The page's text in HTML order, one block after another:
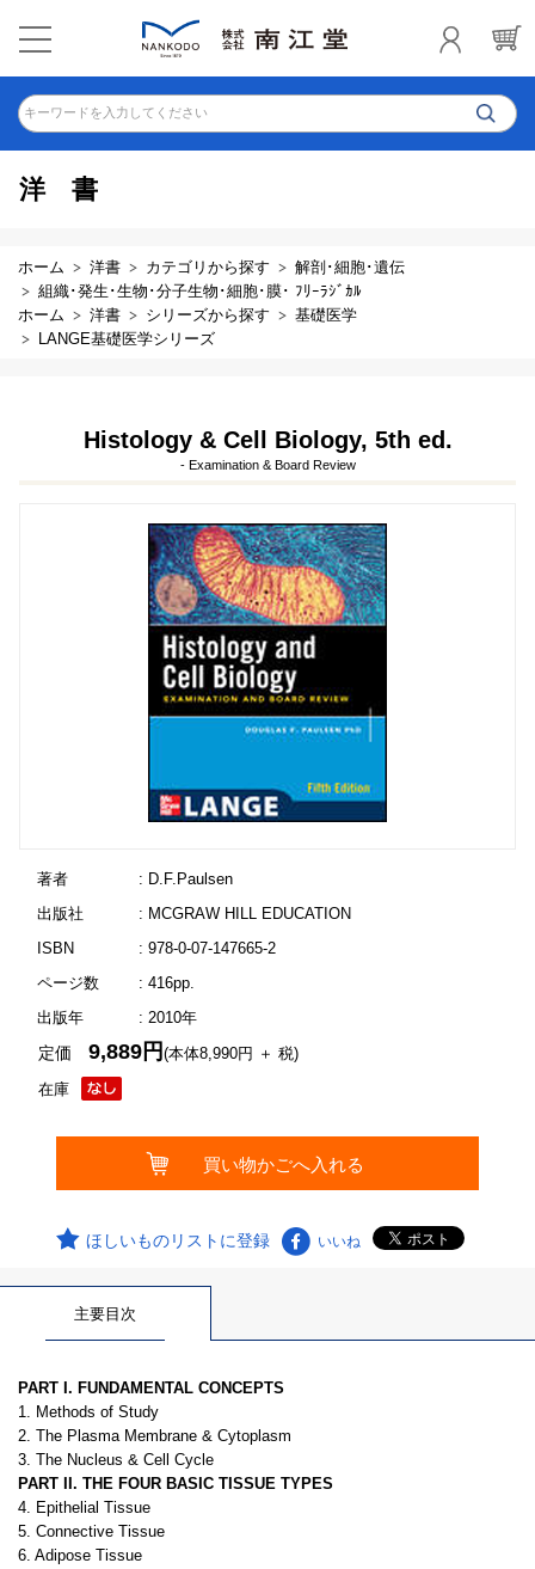
キーワードを入力してください
洋書
ホーム 洋書 カテゴリから探す
解剖･細胞･遺伝
組織･発生･生物･分子生物･細胞･膜･ ﾌﾘｰﾗｼﾞｶﾙ
ホーム
洋書 シリーズから探す
基礎医学
LANGE基礎医学シリーズ
Histology & Cell Biology, 5th ed.
- Examination & Board Review
著者
: D.F.Paulsen
出版社
: MCGRAW HILL EDUCATION
ISBN
: 978-0-07-147665-2
ページ数
: 416pp.
出版年
: 2010年
在庫
定価9,889円(本体8,990円 ＋ 税)
ほしいものリストに登録 いいね
主要目次
PART I. FUNDAMENTAL CONCEPTS
1. Methods of Study
2. The Plasma Membrane & Cytoplasm
3. The Nucleus & Cell Cycle
PART II. THE FOUR BASIC TISSUE TYPES
4. Epithelial Tissue
5. Connective Tissue
6. Adipose Tissue